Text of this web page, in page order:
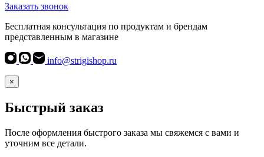
Заказать звонок
Бесплатная консультация по продуктам и брендам
представленным в магазине
info@strigishop.ru
×
Быстрый заказ
После оформления быстрого заказа мы свяжемся с вами и
уточним все детали.